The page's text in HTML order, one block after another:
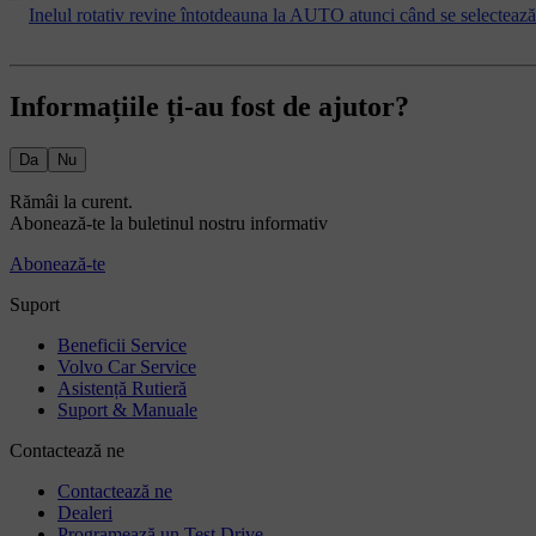
Inelul rotativ revine întotdeauna la AUTO atunci când se
Informațiile ți-au fost de ajutor?
Da Nu